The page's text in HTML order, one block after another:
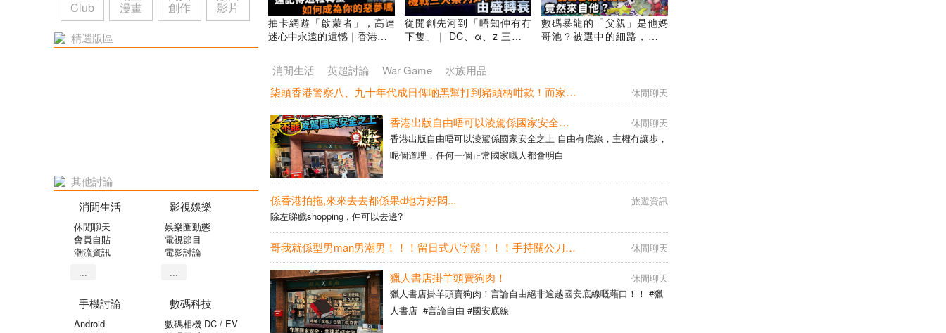
Club 漫畫 創作 影片
精選版區
其他討論
消閒生活
休閒聊天
會員自貼
潮流資訊
...
影視娛樂
娛樂圈動態
電視節目
電影討論
...
手機討論
Android
數碼科技
數碼相機 DC / EVIL
抽卡網遊「啟蒙者」，高達
迷心中永遠的遺憾｜香港Onli
史｜SD高達 ONLINE 經典回
顧
從開創先河到「唔知仲有冇
下隻」｜ DC、α、z 三大主
經典回顧｜Uwants遊戲講
數碼暴龍的「父親」是他媽
哥池？被選中的細路，再次
講
消閒生活 英超討論 War Game 水族用品
休閒聊天
柒頭香港警察八、九十年代成日俾啲黑幫打到豬頭柄咁款！而家又喺度扮曬嘢啦！踢幾嘢就代表自己好好打！？
休閒聊天
香港出版自由唔可以淩駕係國家安全之上
香港出版自由唔可以淩駕係國家安全之上 自由有底線，主權冇讓步，
呢個道理，任何一個正常國家嘅人都會明白
旅遊資訊
係香港拍拖,來來去去都係果d地方好悶...
除左睇戲shopping , 仲可以去邊?
休閒聊天
哥我就係型男man男潮男！！！留日式八字鬍！！！手持關公刀嘅呢位潮男太潮太型啦！！！
休閒聊天
獵人書店掛羊頭賣狗肉！
獵人書店掛羊頭賣狗肉！言論自由絕非逾越國安底線嘅藉口！！ #獵
人書店 #言論自由 #國安底線